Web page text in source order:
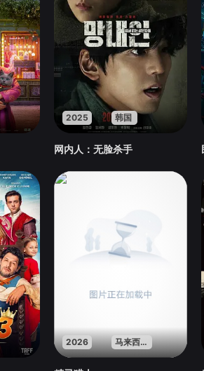
2025 韩国
网内人：无脸杀手
2026 马来西亚